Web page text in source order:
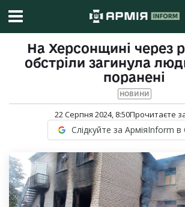
На Херсонщині через
обстріли загинула
поранені
НОВИНИ
22 Серпня 2024, 8:50Прочитаєте
Слідкуйте за АрміяInform в